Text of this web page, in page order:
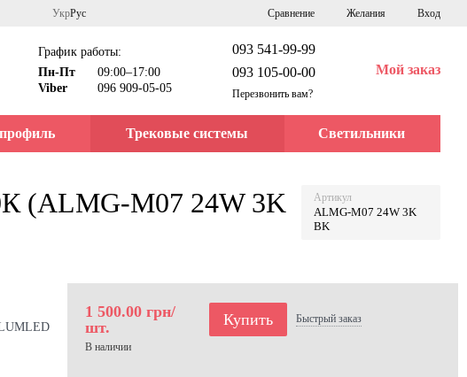
УкрРус Сравнение Желания Вход
График работы:
Пн-Пт
09:00–17:00
Viber
096 909-05-05
093 541-99-99
093 105-00-00
Перезвонить вам?
Мой заказ
Трековые системы Светильники
(ALMG-M07 24W 3K
Артикул
ALMG-M07 24W 3K
BK
1 500.00 грн/
шт.
В наличии
Купить Быстрыйзаказ